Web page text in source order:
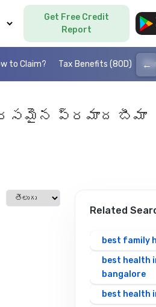
Get Free Credit
Report
to Claim? Tax Benefits (80D) ←
సరసమైన ప్రమాద బీమా
Select language
Related
best family
best health
bangalore
best health